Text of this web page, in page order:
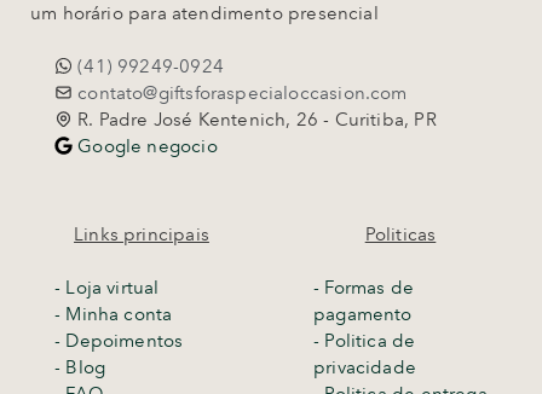
um horário para atendimento presencial
(41) 99249-0924
contato@giftsforaspecialoccasion.com
R. Padre José Kentenich, 26 - Curitiba, PR
Google negocio
Links principais
- Loja virtual
- Minha conta
- Depoimentos
- Blog
Politicas
- Formas de
pagamento
- Politica de
privacidade